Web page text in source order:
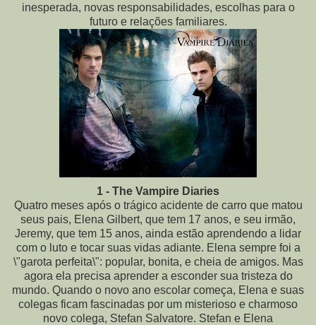
inesperada, novas responsabilidades, escolhas para o
futuro e relações familiares.
1 - The Vampire Diaries
Quatro meses após o trágico acidente de carro que matou
seus pais, Elena Gilbert, que tem 17 anos, e seu irmão,
Jeremy, que tem 15 anos, ainda estão aprendendo a lidar
com o luto e tocar suas vidas adiante. Elena sempre foi a
\"garota perfeita\": popular, bonita, e cheia de amigos. Mas
agora ela precisa aprender a esconder sua tristeza do
mundo. Quando o novo ano escolar começa, Elena e suas
colegas ficam fascinadas por um misterioso e charmoso
novo colega, Stefan Salvatore. Stefan e Elena